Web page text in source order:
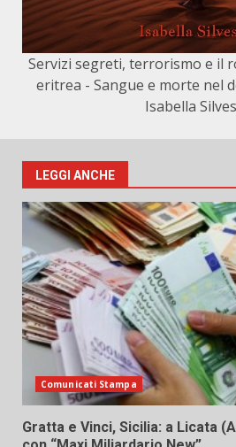
Servizi segreti, terrorismo e il
eritrea - Sangue e morte nel
Isabella
LEGGI ANCHE
Comunicati Stampa
Gratta e Vinci, Sicilia: a Licata